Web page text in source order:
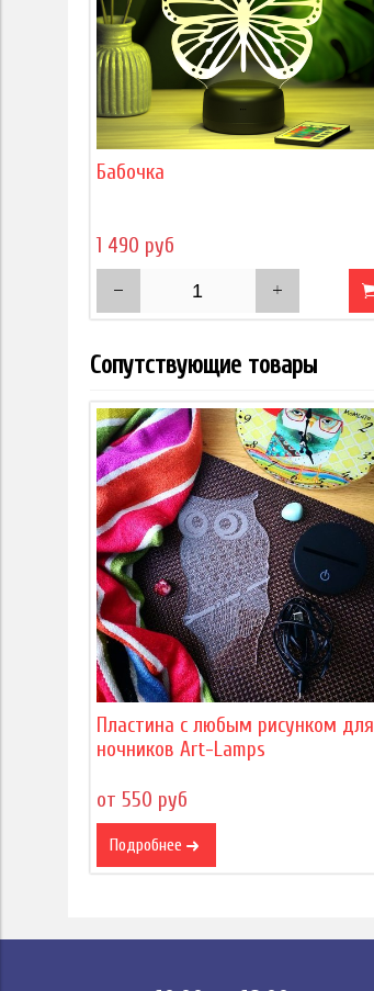
Бабочка
1 490 руб
Сопутствующие товары
Пластина с любым рисунком для
ночников Art-Lamps
от 550 руб
Подробнее